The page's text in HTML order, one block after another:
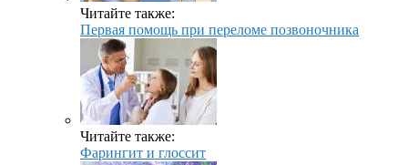
Читайте также:
Первая помощь при переломе позвоночника
Читайте также:
Фарингит и глоссит